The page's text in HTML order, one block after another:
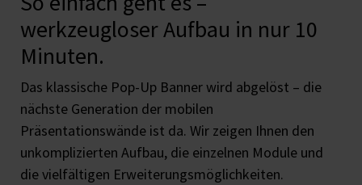
werkzeugloser Aufbau in nur 10
Minuten.
Das klassische Pop-Up Banner wird abgelöst – die
nächste Generation der mobilen
Präsentationswände ist da. Wir zeigen Ihnen den
unkomplizierten Aufbau, die einzelnen Module und
die vielfältigen Erweiterungsmöglichkeiten.